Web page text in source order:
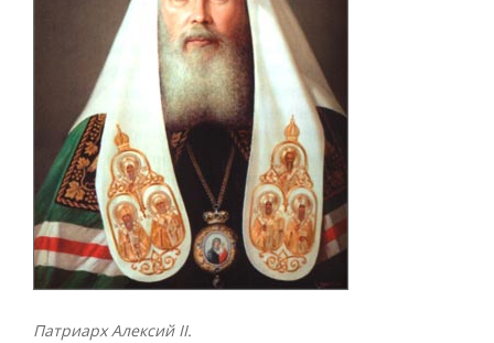
Патриарх Алексий II.